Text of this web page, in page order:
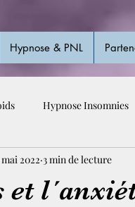
Hypnose & PNL
Hypnose Insomnies
et
mai 2022 3 min de lecture